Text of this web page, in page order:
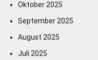
Oktober 2025
September 2025
August 2025
Juli 2025